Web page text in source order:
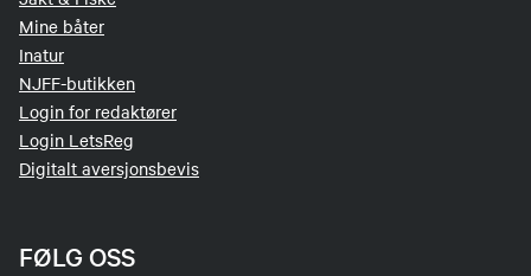
Mine båter
Inatur
NJFF-butikken
Login for redaktører
Login LetsReg
Digitalt aversjonsbevis
FØLG OSS